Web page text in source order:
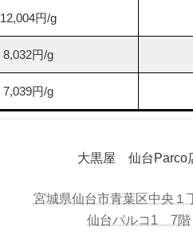
12,004円/g
8,032円/g
7,039円/g
大黒屋 仙台Parco
宮城県仙台市青葉区中央１
仙台パルコ1 7階